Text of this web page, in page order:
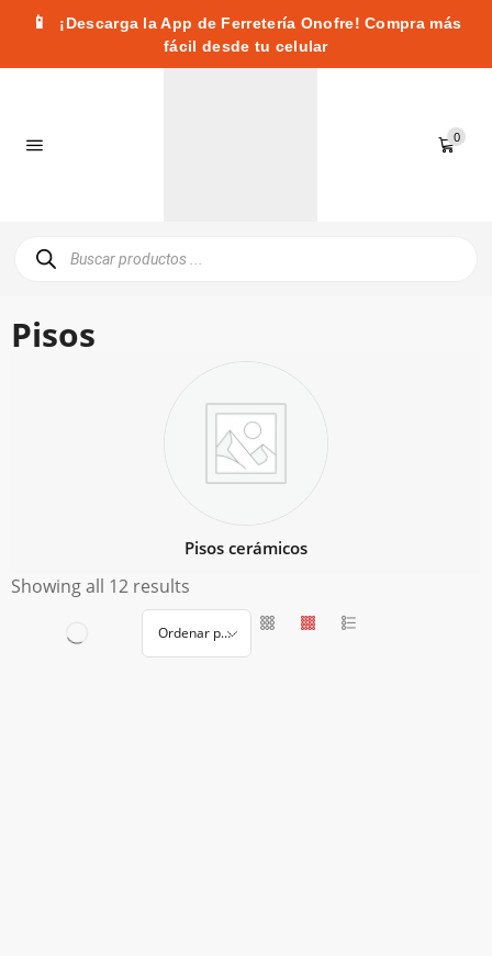
📱
¡Descarga la App de Ferretería Onofre! Compra más
fácil desde tu celular
0
Pisos
Pisos cerámicos
Showing all 12 results